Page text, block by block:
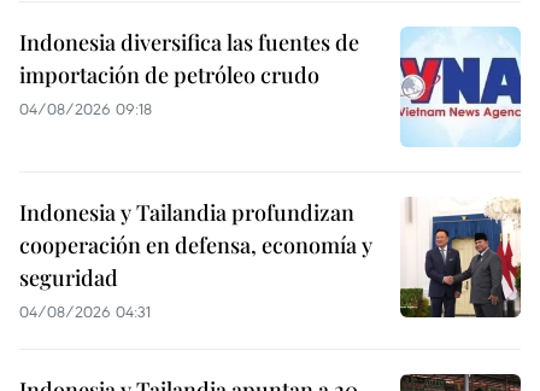
Indonesia diversifica las fuentes de
importación de petróleo crudo
04/08/2026 09:18
Indonesia y Tailandia profundizan
cooperación en defensa, economía y
seguridad
04/08/2026 04:31